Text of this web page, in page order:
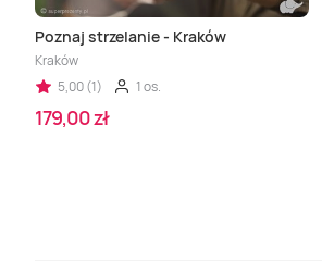
Poznaj strzelanie - Kraków
Kraków
5,00 (1)
1 os.
179,00 zł